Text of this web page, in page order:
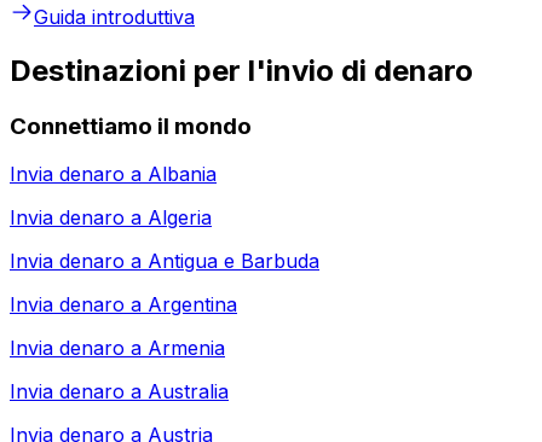
Guida introduttiva
Destinazioni per l'invio di denaro
Connettiamo il mondo
Invia denaro a Albania
Invia denaro a Algeria
Invia denaro a Antigua e Barbuda
Invia denaro a Argentina
Invia denaro a Armenia
Invia denaro a Australia
Invia denaro a Austria